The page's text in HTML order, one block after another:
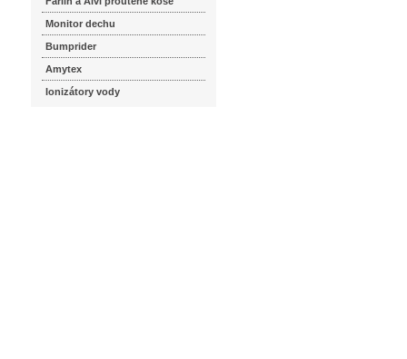
Monitor dechu
Bumprider
Amytex
Ionizátory vody